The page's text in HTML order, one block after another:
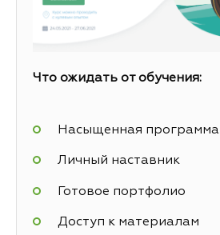
Что ожидать от обучения:
Насыщенная программа
Личный наставник
Готовое портфолио
Доступ к материалам